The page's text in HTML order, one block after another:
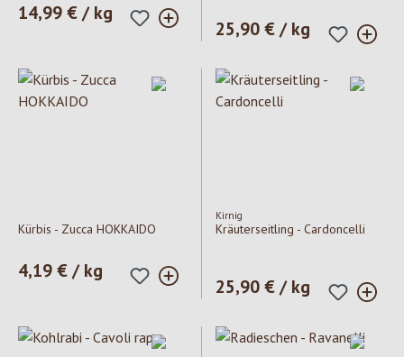
Prezzo normale:
14,99 € / kg
Prezzo normale:
25,90 € / kg
Kürbis - Zucca HOKKAIDO
Prezzo normale:
4,19 € / kg
Kirnig
Kräuterseitling - Cardoncelli
Prezzo normale:
25,90 € / kg